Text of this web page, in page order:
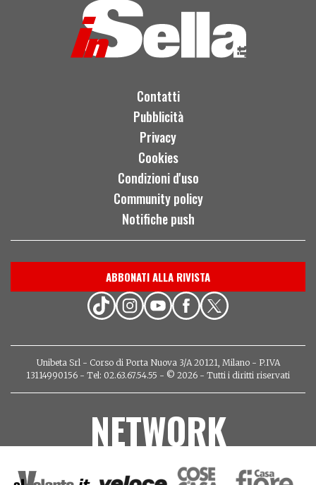
Contatti
Pubblicità
Privacy
Cookies
Condizioni d'uso
Community policy
Notifiche push
ABBONATI ALLA RIVISTA
Unibeta Srl - Corso di Porta Nuova 3/A 20121, Milano - P.IVA
13114990156 - Tel: 02.63.67.54.55 - © 2026 - Tutti i diritti riservati
NETWORK